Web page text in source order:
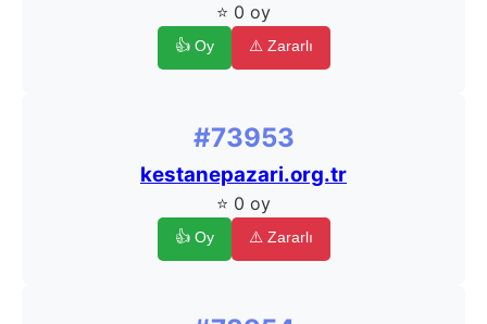
⭐ 0 oy
👍 Oy ⚠️ Zararlı
#73953
kestanepazari.org.tr
⭐ 0 oy
👍 Oy ⚠️ Zararlı